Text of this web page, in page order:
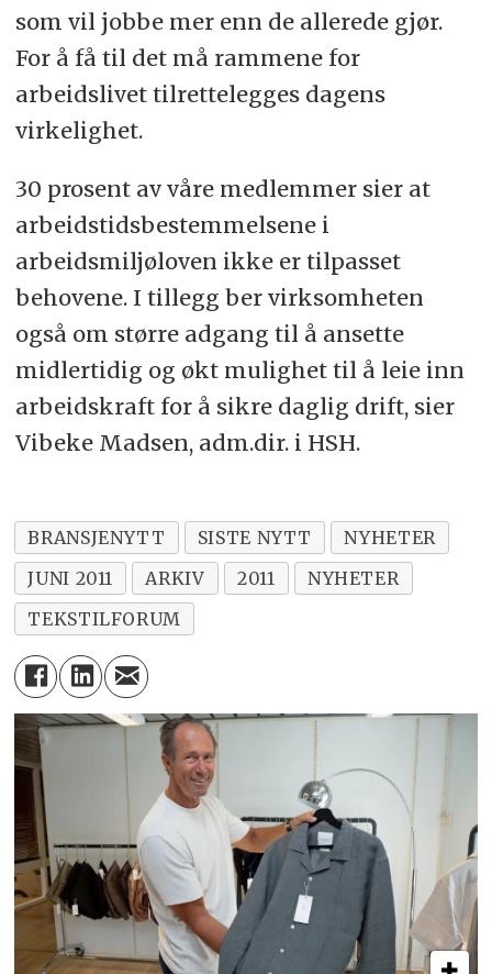
som vil jobbe mer enn de allerede gjør.
For å få til det må rammene for
arbeidslivet tilrettelegges dagens
virkelighet.
30 prosent av våre medlemmer sier at
arbeidstidsbestemmelsene i
arbeidsmiljøloven ikke er tilpasset
behovene. I tillegg ber virksomheten
også om større adgang til å ansette
midlertidig og økt mulighet til å leie inn
arbeidskraft for å sikre daglig drift, sier
Vibeke Madsen, adm.dir. i HSH.
BRANSJENYTT SISTE NYTT
NYHETER
JUNI 2011
ARKIV 2011
NYHETER
TEKSTILFORUM